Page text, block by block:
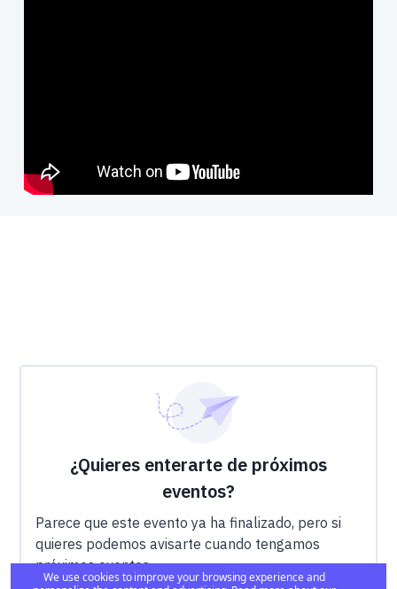
¿Quieres enterarte de próximos
eventos?
Parece que este evento ya ha finalizado, pero si
quieres podemos avisarte cuando tengamos
próximos eventos.
We use cookies to improve your browsing experience and